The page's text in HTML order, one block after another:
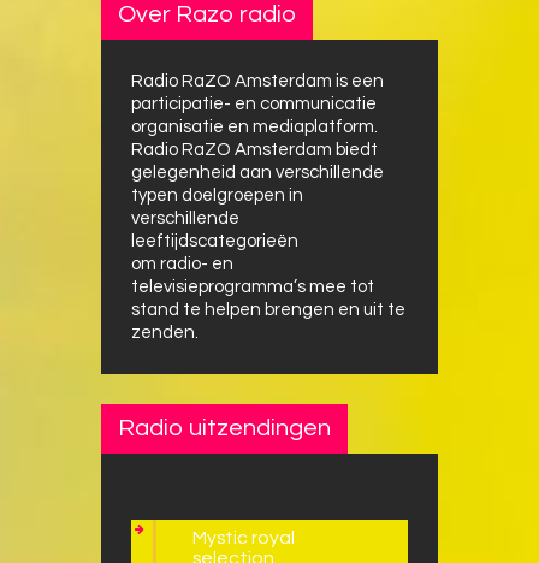
Over Razo radio
Radio RaZO Amsterdam is een
participatie- en communicatie
organisatie en mediaplatform.
Radio RaZO Amsterdam biedt
gelegenheid aan verschillende
typen doelgroepen in
verschillende
leeftijdscategorieën
om radio- en
televisieprogramma’s mee tot
stand te helpen brengen en uit te
zenden.
Radio uitzendingen
Mystic royal
selection